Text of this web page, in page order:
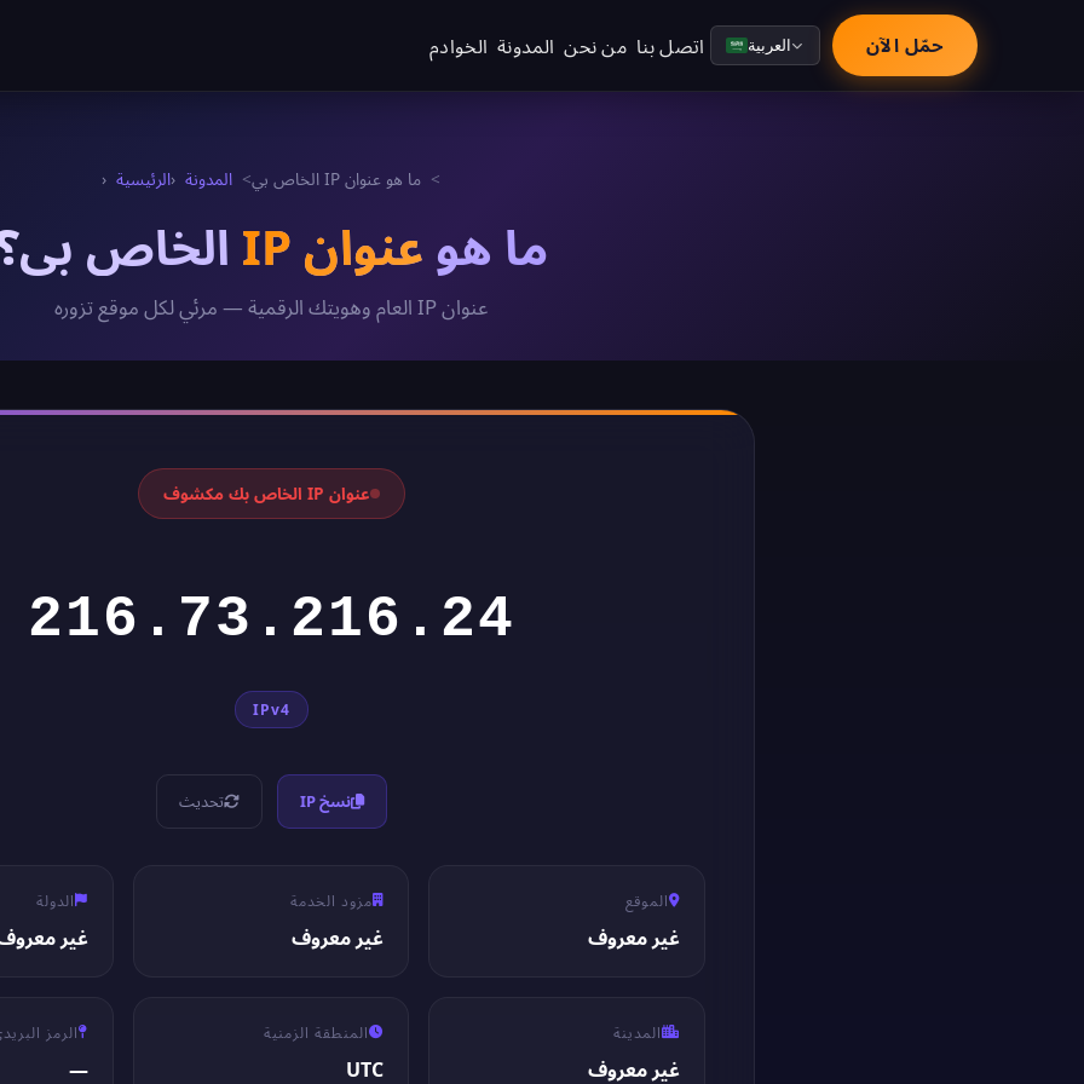
انتقل إلى المحتوى الرئيسي
الخوادم المدونة من نحن اتصل بنا العربية حمّل الآن
الرئيسية المدونة ما هو عنوان IP الخاص بي
ما هو عنوان IP الخاص
عنوان IP العام وهويتك الرقمية — مرئي لكل موقع تزوره
نتيجة عنوان IP الخاص بك عنوان IP الخاص بك مكشوف
216.73.216.24
IPv4
نسخ IP تحديث
الموقع
غير معروف
مزود الخدمة
غير معروف
الدولة
غير
المدينة
غير معروف
المنطقة الزمنية
UTC
الرمز
—